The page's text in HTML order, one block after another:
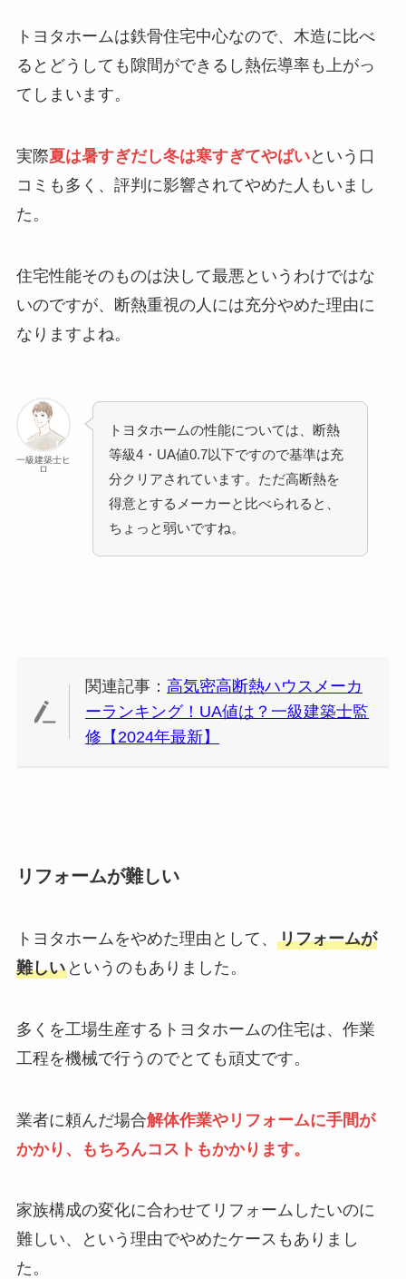
トヨタホームは鉄骨住宅中心なので、木造に比べ
るとどうしても隙間ができるし熱伝導率も上がっ
てしまいます。
実際夏は暑すぎだし冬は寒すぎてやばいという口
コミも多く、評判に影響されてやめた人もいまし
た。
住宅性能そのものは決して最悪というわけではな
いのですが、断熱重視の人には充分やめた理由に
なりますよね。
一級建築士ヒ
ロ
トヨタホームの性能については、断熱
等級4・UA値0.7以下ですので基準は充
分クリアされています。ただ高断熱を
得意とするメーカーと比べられると、
ちょっと弱いですね。
関連記事：高気密高断熱ハウスメーカ
ーランキング！UA値は？一級建築士監
修【2024年最新】
リフォームが難しい
トヨタホームをやめた理由として、 リフォームが
難しいというのもありました。
多くを工場生産するトヨタホームの住宅は、作業
工程を機械で行うのでとても頑丈です。
業者に頼んだ場合解体作業やリフォームに手間が
かかり、もちろんコストもかかります。
家族構成の変化に合わせてリフォームしたいのに
難しい、という理由でやめたケースもありまし
た。